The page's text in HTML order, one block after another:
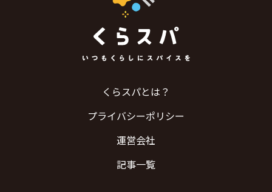
くらスパとは？
プライバシーポリシー
運営会社
記事一覧